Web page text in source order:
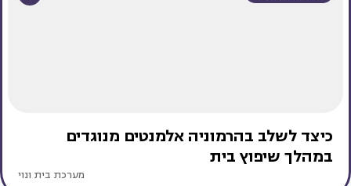
כיצד לשלב בהרמוניה אלמנטים מנוגדים
במהלך שיפוץ בית
מערכת בית ונוי